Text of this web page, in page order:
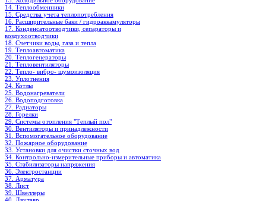
14. Теплообменники
15. Средства учета теплопотребления
16. Расширительные баки / гидроаккамуляторы
17. Конденсатоотводчики, сепараторы и
воздухоотводчики
18. Счетчики воды, газа и тепла
19. Теплоавтоматика
20. Теплогенераторы
21. Тепловентиляторы
22. Тепло- вибро- шумоизоляция
23. Уплотнения
24. Котлы
25. Водонагреватели
26. Водоподготовка
27. Радиаторы
28. Горелки
29. Системы отопления "Теплый пол"
30. Вентиляторы и принадлежности
31. Вспомогательное оборудование
32. Пожарное оборудование
33. Установки для очистки сточных вод
34. Контрольно-измерительные приборы и автоматика
35. Стабилизаторы напряжения
36. Электростанции
37. Арматура
38. Лист
39. Швеллеры